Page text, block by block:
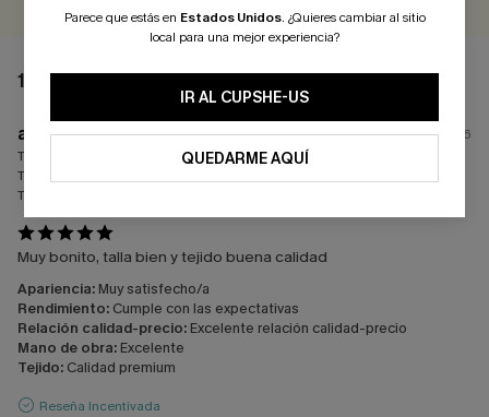
1 COMENTARIO
a****
13/07/2026
Tamaño:
Talla de sujetador:
Tamaño comprado:
Muy bonito, talla bien y tejido buena calidad
Apariencia: Muy satisfecho/a
Rendimiento: Cumple con las expectativas
Relación calidad-precio: Excelente relación calidad-precio
Mano de obra: Excelente
Tejido: Calidad premium
Reseña Incentivada
Parece que estás en Estados Unidos. ¿Quieres cambiar al sitio
local para una mejor experiencia?
IR AL CUPSHE-US
QUEDARME AQUÍ